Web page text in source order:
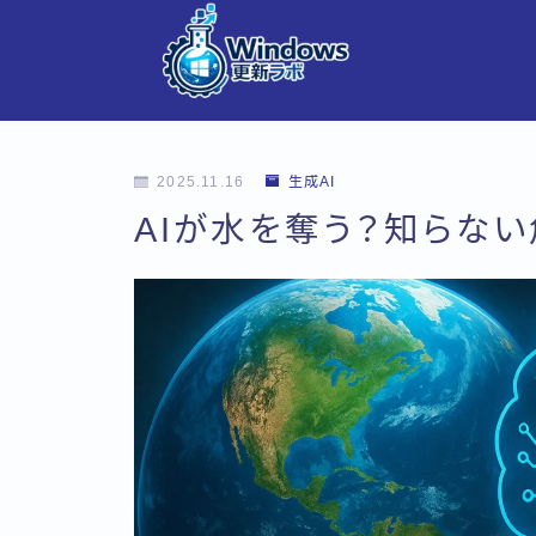
2025.11.16 生成AI
AIが水を奪う？知らな